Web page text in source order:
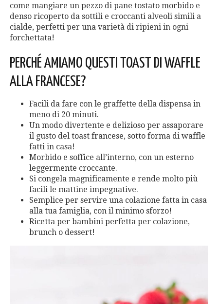
come mangiare un pezzo di pane tostato morbido e
denso ricoperto da sottili e croccanti alveoli simili a
cialde, perfetti per una varietà di ripieni in ogni
forchettata!
PERCHÉ AMIAMO QUESTI TOAST DI WAFFLE
ALLA FRANCESE?
Facili da fare con le graffette della dispensa in
meno di 20 minuti.
Un modo divertente e delizioso per assaporare
il gusto del toast francese, sotto forma di waffle
fatti in casa!
Morbido e soffice all’interno, con un esterno
leggermente croccante.
Si congela magnificamente e rende molto più
facili le mattine impegnative.
Semplice per servire una colazione fatta in casa
alla tua famiglia, con il minimo sforzo!
Ricetta per bambini perfetta per colazione,
brunch o dessert!